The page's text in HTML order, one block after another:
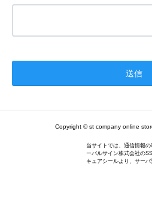
Copyright © st company online
当サイトでは、通信情報
ーバルサイン株式会社の
キュアシールより、サー